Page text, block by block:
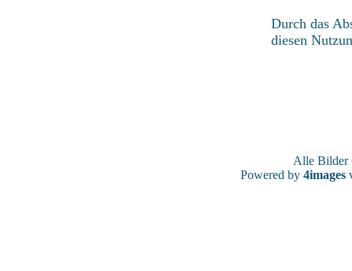
Durch das
diesen
Alle
Powered by 4images